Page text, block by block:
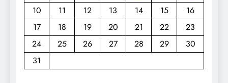
10
11 12 13 14 15
16
17
18 19 20 21 22
23
24
25 26 27 28 29
30
31